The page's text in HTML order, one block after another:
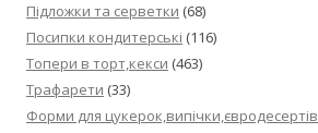
Підложки та серветки (68)
Посипки кондитерські (116)
Топери в торт,кекси (463)
Трафарети (33)
Форми для цукерок,випічки,євродесертів